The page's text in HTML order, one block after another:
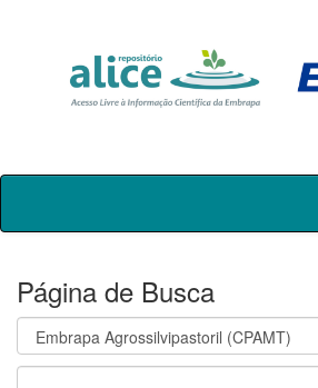
Skip
Página de Busca